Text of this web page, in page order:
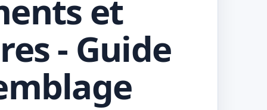
et
- Guide